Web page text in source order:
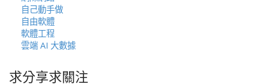
自己動手做
自由軟體
軟體工程
雲端 AI 大數據
求分享求關注